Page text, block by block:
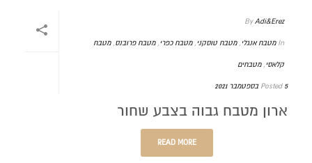
By Adi&Erez
In מטבח אנגלי,מטבח טוסקני,מטבח כפרי,מטבח פרובנס,מטבח
קלאסי,מטבחים
Posted 5 בספטמבר 2021
ארון מטבח גבוה בצבע שחור
READ MORE